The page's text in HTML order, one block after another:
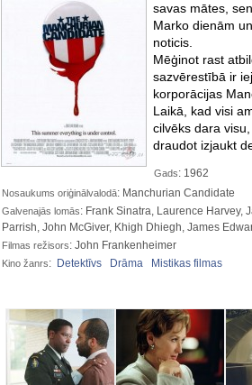
savas mātes,
Marko dienām
noticis.
Mēģinot rast
sazvērestībā ir
korporācijas
Laikā, kad visi
cilvēks dara
draudot izjaukt
Gads: 1962
Nosaukums oriģinālvalodā: Manchurian Candidate
Galvenajās lomās: Frank Sinatra, Laurence Harvey,
Parrish, John McGiver, Khigh Dhiegh, James
Filmas režisors: John Frankenheimer
Kino žanrs: Detektīvs Drāma Mistikas filmas